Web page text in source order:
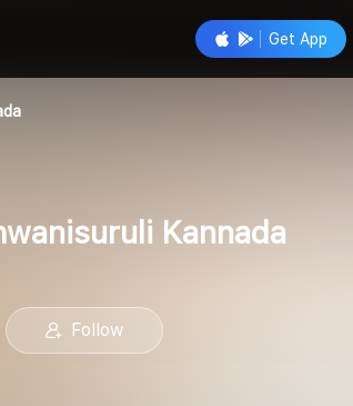
Get App
Follow
Kannada
Follow